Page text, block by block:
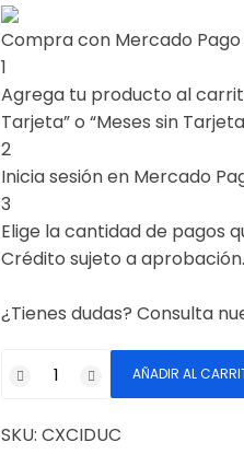
Compra con Mercado
1
Agrega tu producto al
Tarjeta” o “Meses sin
2
Inicia sesión en Mercado
3
Elige la cantidad de pagos
Crédito sujeto a aprobación.
¿Tienes dudas? Consulta
Ductos
48mm
AÑADIR AL
SKU: CXCIDUC